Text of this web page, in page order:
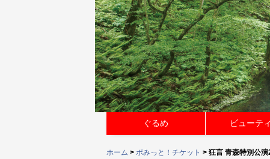
ぐるめ ビューテ
ホーム > ポみっと！チケット > 狂言 青森特別公